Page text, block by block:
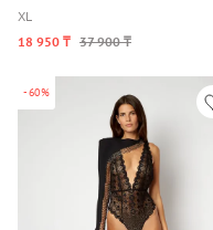
XL
18 950 ₸ 37 900 ₸
-60%